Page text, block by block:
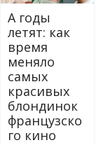
А годы
летят: как
время
меняло
самых
красивых
блондинок
французско
го кино